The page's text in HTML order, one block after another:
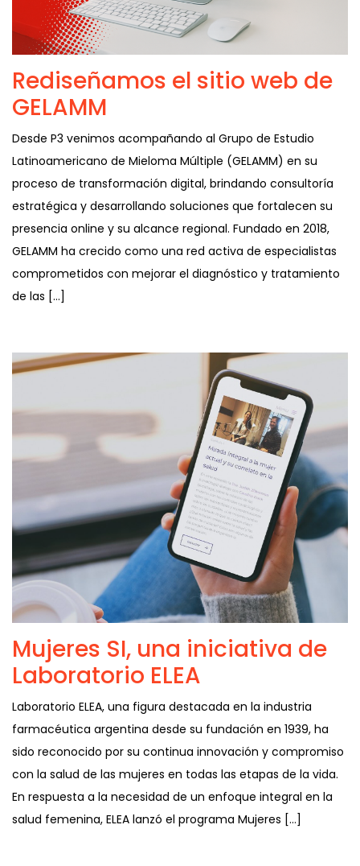
Rediseñamos el sitio web de
GELAMM
Desde P3 venimos acompañando al Grupo de Estudio
Latinoamericano de Mieloma Múltiple (GELAMM) en su
proceso de transformación digital, brindando consultoría
estratégica y desarrollando soluciones que fortalecen su
presencia online y su alcance regional. Fundado en 2018,
GELAMM ha crecido como una red activa de especialistas
comprometidos con mejorar el diagnóstico y tratamiento
de las […]
Mujeres SI, una iniciativa de
Laboratorio ELEA
Laboratorio ELEA, una figura destacada en la industria
farmacéutica argentina desde su fundación en 1939, ha
sido reconocido por su continua innovación y compromiso
con la salud de las mujeres en todas las etapas de la vida.
En respuesta a la necesidad de un enfoque integral en la
salud femenina, ELEA lanzó el programa Mujeres […]